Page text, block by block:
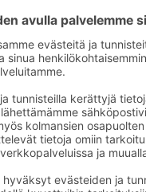
Käsityölangat